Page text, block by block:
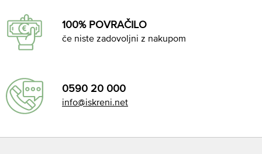
100% POVRAČILO
če niste zadovoljni z nakupom
0590 20 000
info@iskreni.net